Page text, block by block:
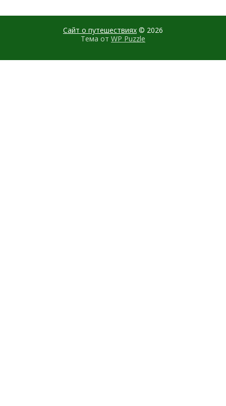
Сайт о путешествиях © 2026
Тема от WP Puzzle